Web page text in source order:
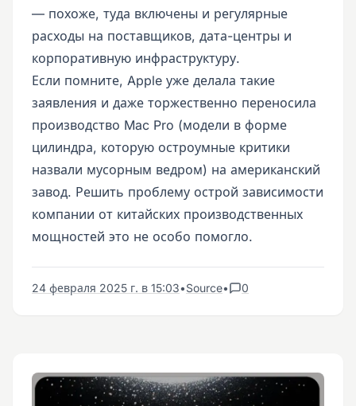
— похоже, туда включены и регулярные
расходы на поставщиков, дата-центры и
корпоративную инфраструктуру.
Если помните, Apple уже делала такие
заявления и даже торжественно переносила
производство Mac Pro (модели в форме
цилиндра, которую остроумные критики
назвали мусорным ведром) на американский
завод. Решить проблему острой зависимости
компании от китайских производственных
мощностей это не особо помогло.
24 февраля 2025 г. в 15:03•Source• 0